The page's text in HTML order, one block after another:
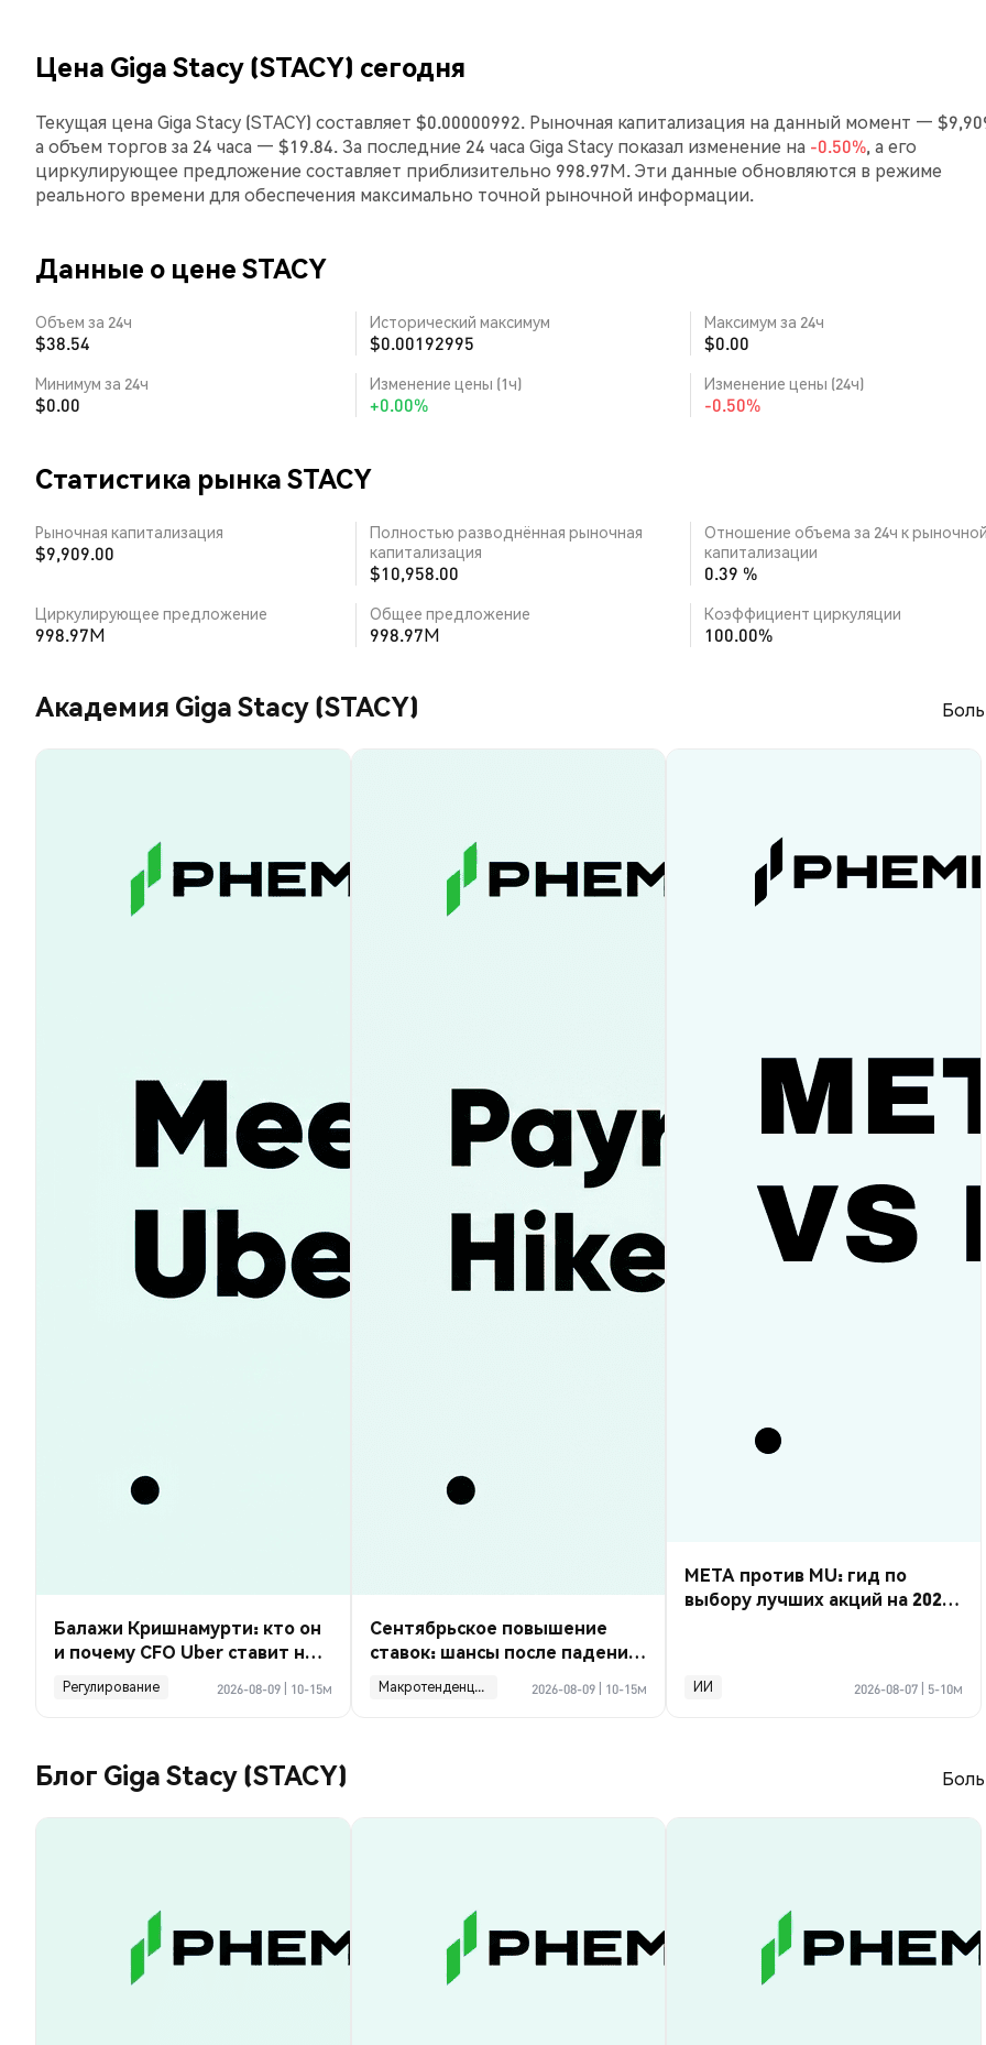
Цена Giga Stacy (STACY) сегодня
Текущая цена Giga Stacy (STACY) составляет $0.00000992. Рыночная капитализация на данный момент —
а объем торгов за 24 часа — $19.84. За последние 24 часа Giga Stacy показал изменение на -0.50%, а его
циркулирующее предложение составляет приблизительно 998.97M. Эти данные обновляются в режиме
реального времени для обеспечения максимально точной рыночной информации.
Данные о цене STACY
Объем за 24ч
$38.54
Исторический максимум
$0.00192995
Максимум за 24ч
$0.00
Минимум за 24ч
$0.00
Изменение цены (1ч)
+0.00%
Изменение цены (24ч)
-0.50%
Статистика рынка STACY
Рыночная капитализация
$9,909.00
Полностью разводнённая рыночная
капитализация
$10,958.00
Отношение объема за 24ч к
капитализации
0.39 %
Циркулирующее предложение
998.97M
Общее предложение
998.97M
Коэффициент циркуляции
100.00%
Академия Giga Stacy (STACY)
Балажи Кришнамурти: кто он
и почему CFO Uber ставит на
роботакси?
Регулирование 2026-08-09 10-15м
Сентябрьское повышение
ставок: шансы после падения
payrolls на 23 тыс.
Макротенденции 2026-08-09 10-15м
META против MU: гид по
выбору лучших акций на 2026
ИИ 2026-08-07 5-10м
Блог Giga Stacy (STACY)